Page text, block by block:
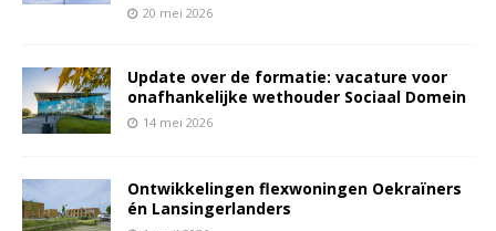
20 mei 2026
Update over de formatie: vacature voor
onafhankelijke wethouder Sociaal Domein
14 mei 2026
Ontwikkelingen flexwoningen Oekraïners
én Lansingerlanders